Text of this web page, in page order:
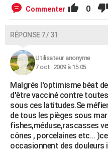
Commenter 0
RÉPONSE 7 / 31
Utilisateur anonyme
7 oct. 2009 à 15:05
Malgrés l'optimisme béat
d'être vacciné contre
sous ces latitudes.Se
de tous les pièges sous
fishes,méduse,rascasses
cônes , porcelaines etc...
occasionnent des douleurs